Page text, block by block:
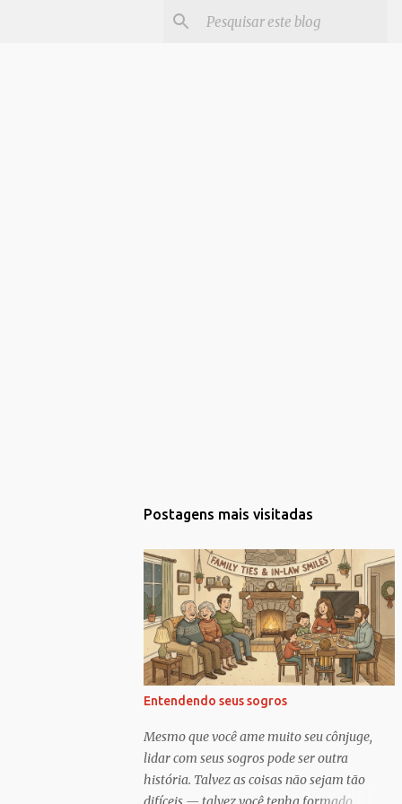
Postagens mais visitadas
Entendendo seus sogros
Mesmo que você ame muito seu cônjuge,
lidar com seus sogros pode ser outra
história. Talvez as coisas não sejam tão